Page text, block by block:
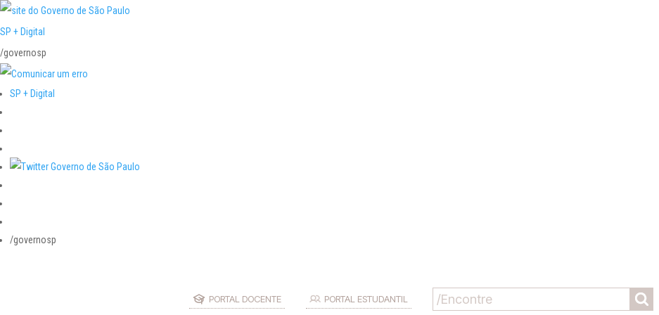
SP + Digital
/governosp
SP + Digital
/governosp
PORTAL DOCENTE PORTAL ESTUDANTIL